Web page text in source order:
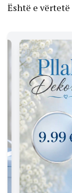
Është e vërtetë